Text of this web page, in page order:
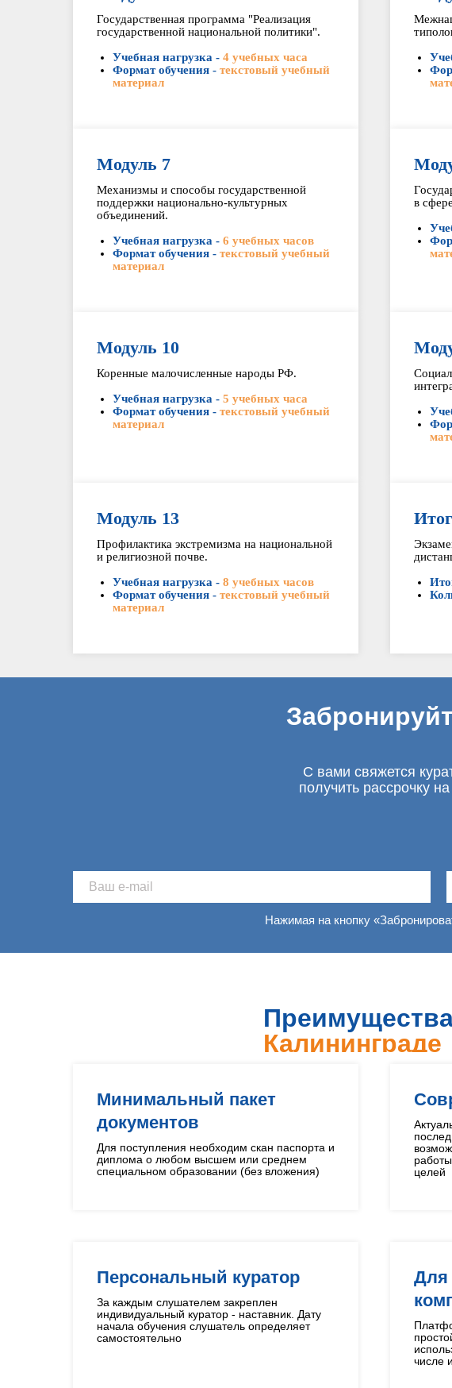
Государственная программа "Реализация
государственной национальной политики".
Учебная нагрузка - 4 учебных часа
Формат обучения - текстовый учебный
материал
Модуль 7
Механизмы и способы государственной
поддержки национально-культурных
объединений.
Учебная нагрузка - 6 учебных часов
Формат обучения - текстовый учебный
материал
в
Модуль 10
Коренные малочисленные народы РФ.
Учебная нагрузка - 5 учебных часа
Формат обучения - текстовый учебный
материал
Модуль 13
Профилактика экстремизма на национальной
и религиозной почве.
Учебная нагрузка - 8 учебных часов
Формат обучения - текстовый учебный
материал
С вами свяжется
получить рассрочку
Нажимая на кнопку
Калининграде
Минимальный пакет
документов
Для поступления необходим скан паспорта и
диплома о любом высшем или среднем
специальном образовании (без вложения)
целей
Персональный куратор
За каждым слушателем закреплен
индивидуальный куратор - наставник. Дату
начала обучения слушатель определяет
самостоятельно
Для
числе